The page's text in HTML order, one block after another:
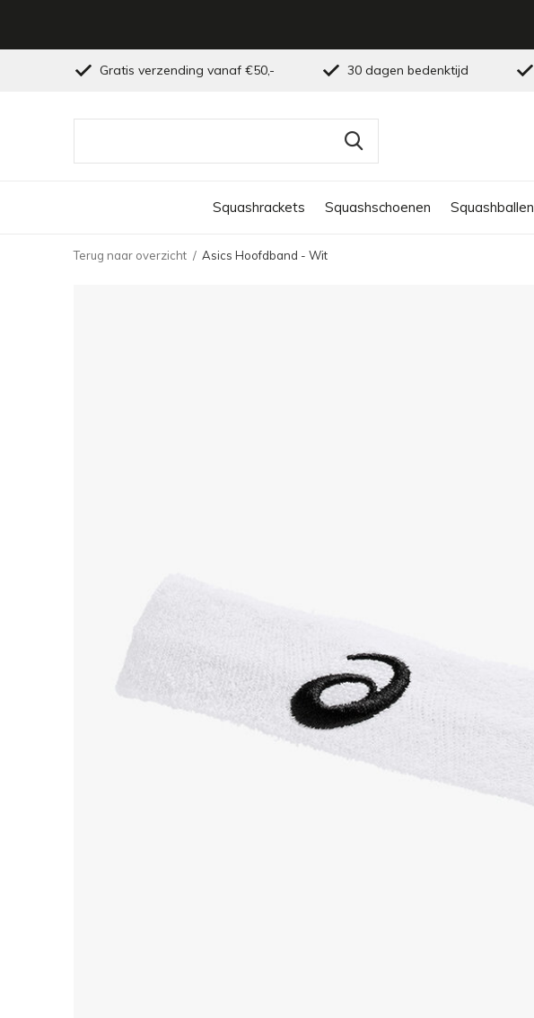
Squashrackets Squashschoenen Squashballen
Gratis verzending vanaf €50,- 30 dagen bedenktijd
Terug naar overzicht Asics Hoofdband - Wit